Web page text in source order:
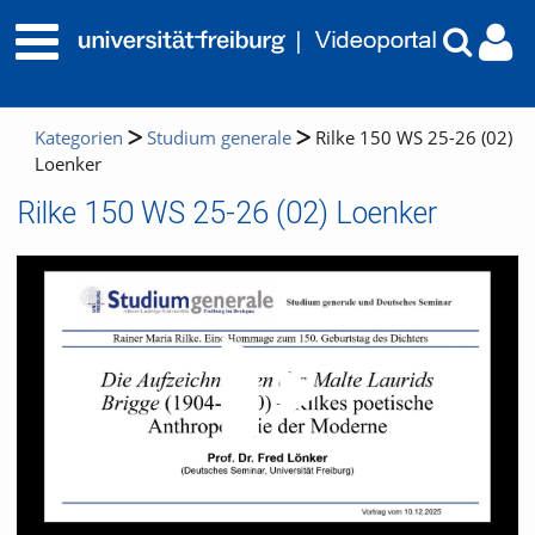
Kategorien Studium generale
Rilke 150 WS 25-26 (02)
Loenker
Rilke 150 WS 25-26 (02) Loenker